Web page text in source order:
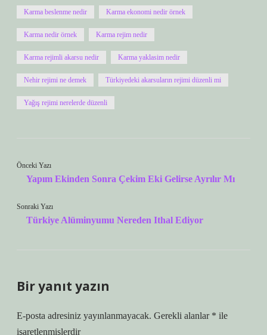
Karma beslenme nedir Karma ekonomi nedir örnek
Karma nedir örnek Karma rejim nedir
Karma rejimli akarsu nedir Karma yaklasim nedir
Nehir rejimi ne demek Türkiyedeki akarsuların rejimi düzenli mi
Yağış rejimi nerelerde düzenli
Önceki Yazı
Yapım Ekinden Sonra Çekim Eki Gelirse Ayrılır Mı
Sonraki Yazı
Türkiye Alüminyumu Nereden Ithal Ediyor
Bir yanıt yazın
E-posta adresiniz yayınlanmayacak. Gerekli alanlar * ile
işaretlenmişlerdir